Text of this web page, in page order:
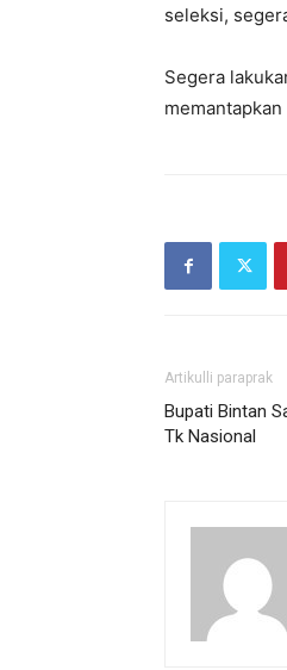
seleksi,
Segera
Artikulli paraprak
Bupati Bintan
Tk Nasional